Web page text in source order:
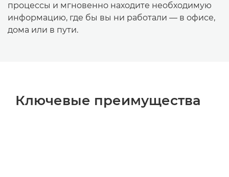
процессы и мгновенно находите необходимую
информацию, где бы вы ни работали — в офисе,
дома или в пути.
Ключевые преимущества